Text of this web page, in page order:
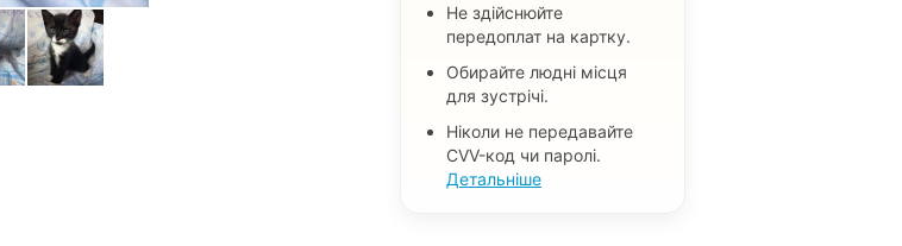
Не здійснюйте
передоплат на картку.
Обирайте людні місця
для зустрічі.
Ніколи не передавайте
CVV-код чи паролі.
Детальніше